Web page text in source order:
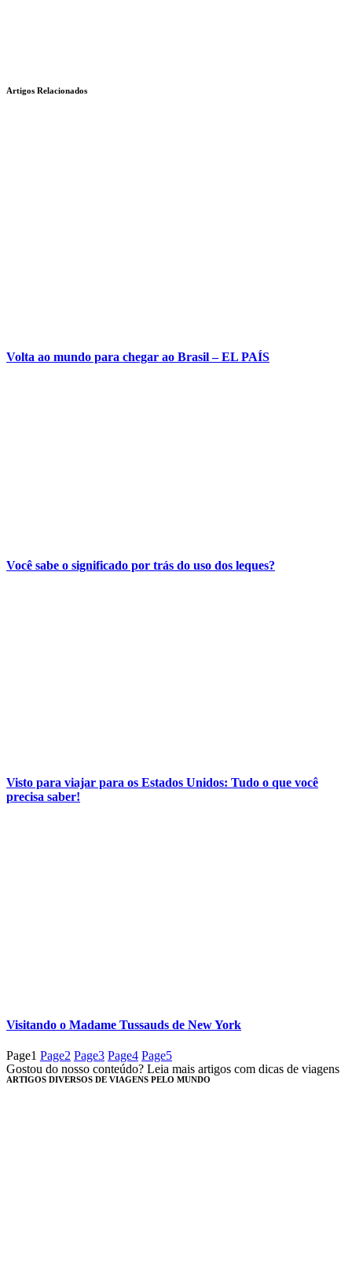
Artigos Relacionados
Volta ao mundo para chegar ao Brasil – EL PAÍS
Você sabe o significado por trás do uso dos leques?
Visto para viajar para os Estados Unidos: Tudo o que você
precisa saber!
Visitando o Madame Tussauds de New York
Page1 Page2 Page3 Page4 Page5
Gostou do nosso conteúdo? Leia mais artigos com dicas de viagens
ARTIGOS DIVERSOS DE VIAGENS PELO MUNDO​